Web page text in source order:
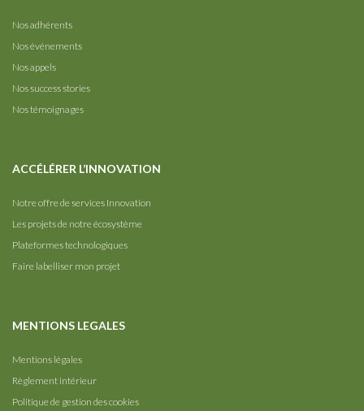
Nos adhérents
Nos événements
Nos appels
Nos success stories
Nos témoignages
ACCÉLÉRER L’INNOVATION
Notre offre de services Innovation
Les projets de notre écosystème
Plateformes technologiques
Faire labelliser mon projet
MENTIONS LEGALES
Mentions légales
Règlement intérieur
Politique de gestion des cookies